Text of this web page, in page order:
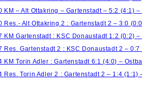
KM – Alt Ottakring – Gartenstadt – 5:2 (4:1)
Res.- Alt Ottakring 2 : Gartenstadt 2 – 3:0
KM Gartenstadt : KSC Donaustadt 1:2 (0:2) –
Res. Gartenstadt 2 : KSC Donaustadt 2 – 0:7
KM Torin Adler : Gartenstadt 6:1 (4:0) –
Res. Torin Adler 2 : Gartenstadt 2 – 1:4 (1:1)